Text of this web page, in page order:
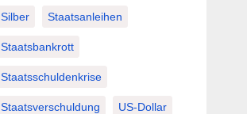
Silber Staatsanleihen
Staatsbankrott
Staatsschuldenkrise
Staatsverschuldung US-Dollar